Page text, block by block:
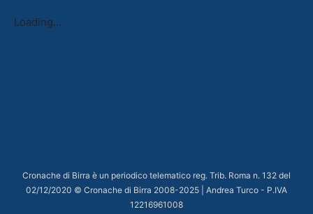
Loading...
Cronache di Birra è un periodico telematico reg. Trib. Roma n. 132 del
02/12/2020 © Cronache di Birra 2008-2025 | Andrea Turco - P.IVA
12216961008